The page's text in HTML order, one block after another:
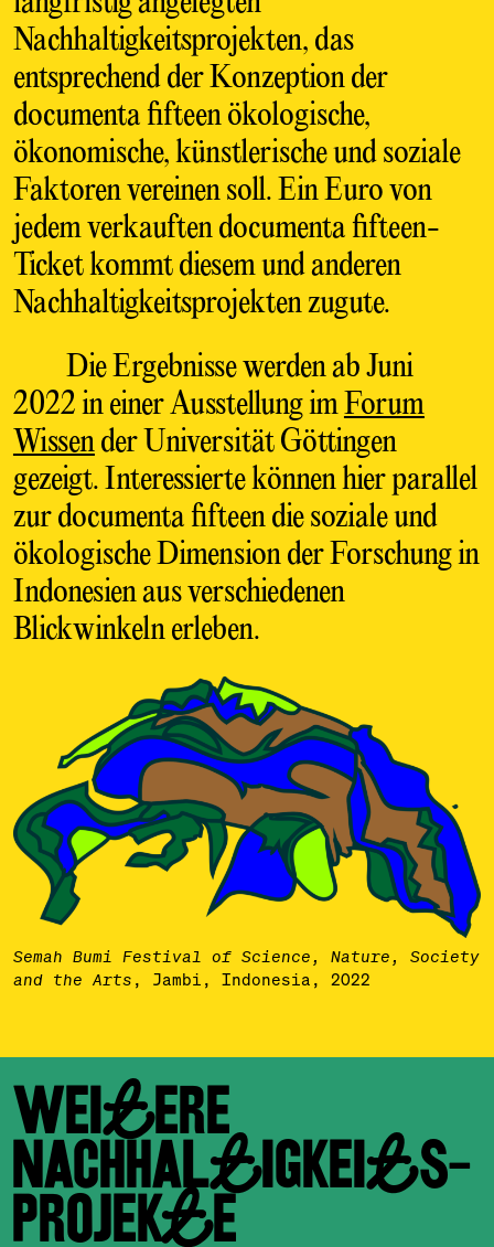
Nachhaltigkeitsprojekten, das
entsprechend der Konzeption der
documenta fifteen ökologische,
ökonomische, künstlerische und soziale
Faktoren vereinen soll. Ein Euro von
jedem verkauften documenta fifteen-
Ticket kommt diesem und anderen
Nachhaltigkeitsprojekten zugute.
Die Ergebnisse werden ab Juni
2022 in einer Ausstellung imForum
Wissender Universität Göttingen
gezeigt. Interessierte können hier parallel
zur documenta fifteen die soziale und
ökologische Dimension der Forschung in
Indonesien aus verschiedenen
Blickwinkeln erleben.
Semah Bumi Festival of Science, Nature, Society
and the Arts , Jambi, Indonesia, 2022
WEITERE
NACHHALTIGKEITS­
PROJEKTE